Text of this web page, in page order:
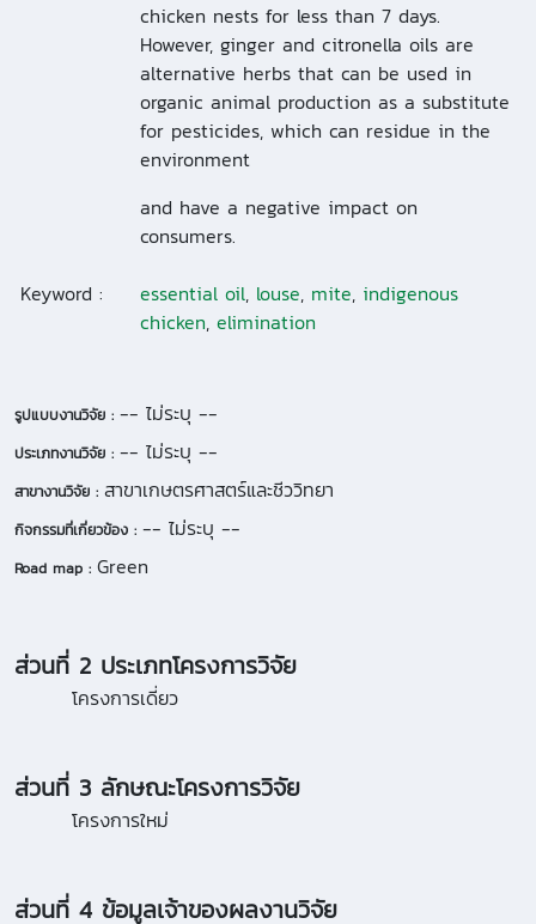
chicken nests for less than 7 days.
However, ginger and citronella oils are
alternative herbs that can be used in
organic animal production as a substitute
for pesticides, which can residue in the
environment
and have a negative impact on
consumers.
Keyword :
essential oil, louse, mite, indigenous
chicken, elimination
รูปแบบงานวิจัย : -- ไม่ระบุ --
ประเภทงานวิจัย : -- ไม่ระบุ --
สาขางานวิจัย : สาขาเกษตรศาสตร์และชีววิทยา
กิจกรรมที่เกี่ยวข้อง : -- ไม่ระบุ --
Road map : Green
ส่วนที่ 2 ประเภทโครงการวิจัย
โครงการเดี่ยว
ส่วนที่ 3 ลักษณะโครงการวิจัย
โครงการใหม่
ส่วนที่ 4 ข้อมูลเจ้าของผลงานวิจัย